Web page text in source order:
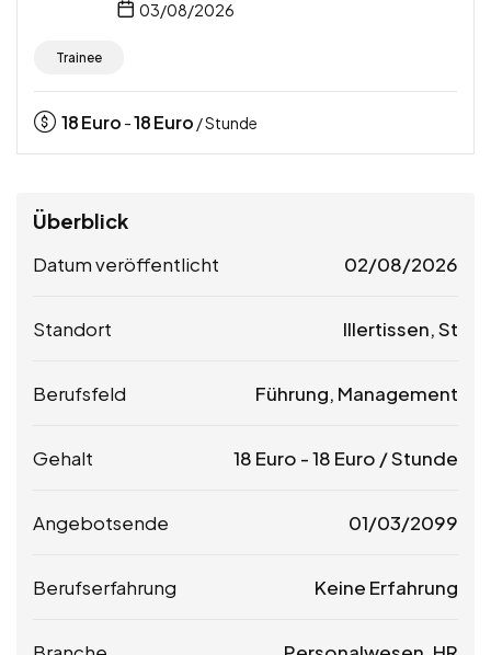
03/08/2026
Trainee
18Euro -18Euro / Stunde
Überblick
Datum veröffentlicht 02/08/2026
Standort Illertissen, St
Berufsfeld Führung, Management
Gehalt 18 Euro -18 Euro / Stunde
Angebotsende 01/03/2099
Berufserfahrung Keine Erfahrung